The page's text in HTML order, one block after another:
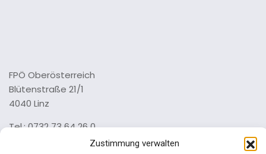
Zustimmung verwalten
FPÖ Oberösterreich
Blütenstraße 21/1
4040 Linz
Tel.: 0732 73 64 26 0